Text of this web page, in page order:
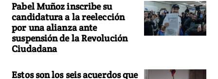
Pabel Muñoz inscribe su
candidatura a la reelección
por una alianza ante
suspensión de la Revolución
Ciudadana
Estos son los seis acuerdos que